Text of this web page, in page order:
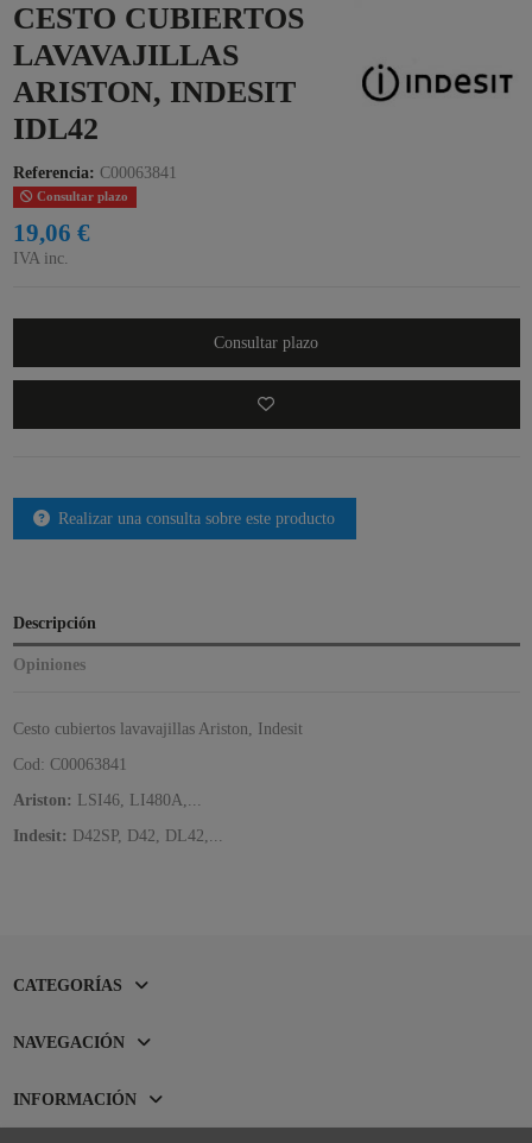
CESTO CUBIERTOS
LAVAVAJILLAS
ARISTON, INDESIT
IDL42
Referencia: C00063841
Consultar plazo
19,06 €
IVA inc.
Consultar plazo
Realizar una consulta sobre este producto
Descripción
Opiniones
Cesto cubiertos lavavajillas Ariston, Indesit
Cod: C00063841
Ariston: LSI46, LI480A,...
Indesit: D42SP, D42, DL42,...
CATEGORÍAS
NAVEGACIÓN
INFORMACIÓN